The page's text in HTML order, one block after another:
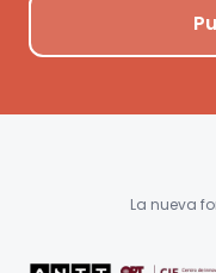
La nueva